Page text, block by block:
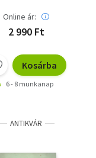
Online ár:
2 990 Ft
Kosárba
6 - 8 munkanap
ANTIKVÁR